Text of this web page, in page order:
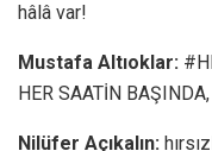
hâlâ var!
Mustafa Altıoklar:
HER SAATİN
Nilüfer Açıkalın: